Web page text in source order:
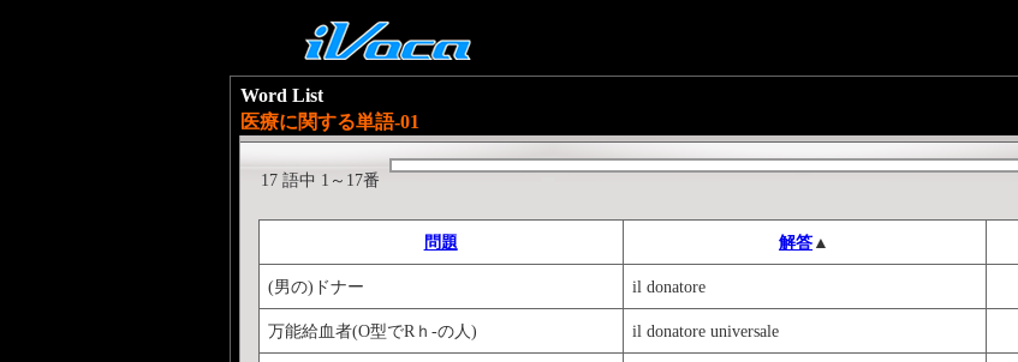
Word List
医療に関する単語-01
17 語中 1～17番
問題
解答▲
(男の)ドナー il donatore
万能給血者(O型でRｈ-の人) il donatore universale